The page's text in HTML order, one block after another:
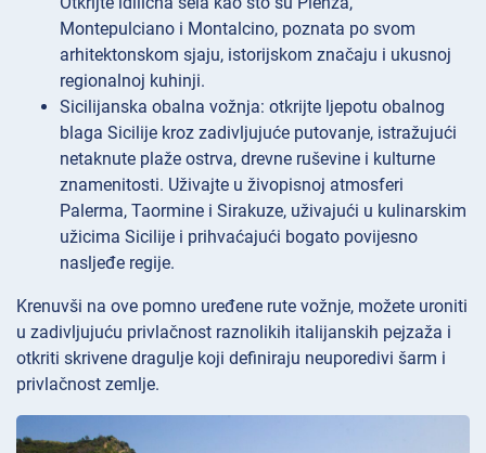
Montepulciano i Montalcino, poznata po svom
arhitektonskom sjaju, istorijskom značaju i ukusnoj
regionalnoj kuhinji.
Sicilijanska obalna vožnja: otkrijte ljepotu obalnog
blaga Sicilije kroz zadivljujuće putovanje, istražujući
netaknute plaže ostrva, drevne ruševine i kulturne
znamenitosti. Uživajte u živopisnoj atmosferi
Palerma, Taormine i Sirakuze, uživajući u kulinarskim
užicima Sicilije i prihvaćajući bogato povijesno
nasljeđe regije.
Krenuvši na ove pomno uređene rute vožnje, možete uroniti
u zadivljujuću privlačnost raznolikih italijanskih pejzaža i
otkriti skrivene dragulje koji definiraju neuporedivi šarm i
privlačnost zemlje.